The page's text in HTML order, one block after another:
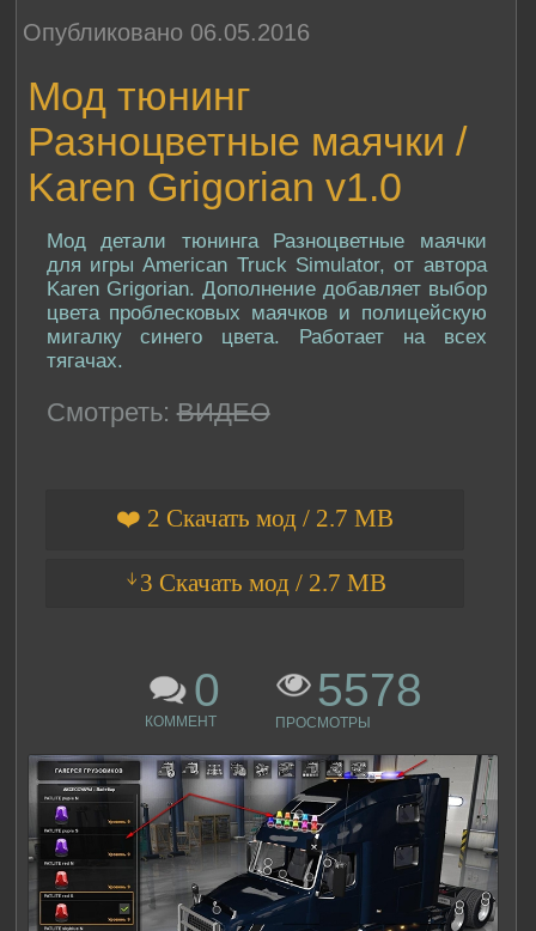
Опубликовано 06.05.2016
Мод тюнинг
Разноцветные маячки /
Karen Grigorian v1.0
Мод детали тюнинга Разноцветные маячки
для игры American Truck Simulator, от автора
Karen Grigorian. Дополнение добавляет выбор
цвета проблесковых маячков и полицейскую
мигалку синего цвета. Работает на всех
тягачах.
Смотреть: ВИДЕО
❤️ 2 Скачать мод / 2.7 MB
ᛎ3 Скачать мод / 2.7 MB
0
КОММЕНТ
5578
ПРОСМОТРЫ